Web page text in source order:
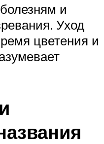
и
Уход
цветения и